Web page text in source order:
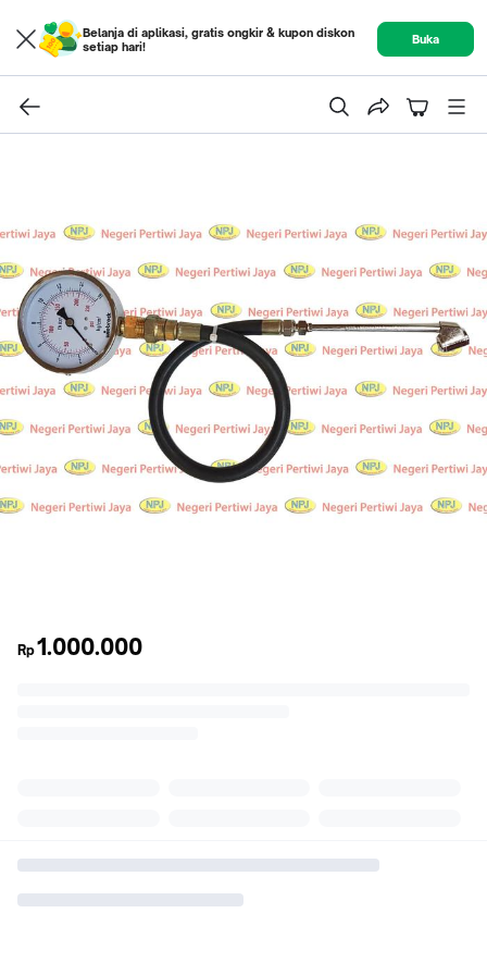
Belanja di aplikasi, gratis ongkir & kupon diskon
setiap hari!
Buka
Rp1.000.000